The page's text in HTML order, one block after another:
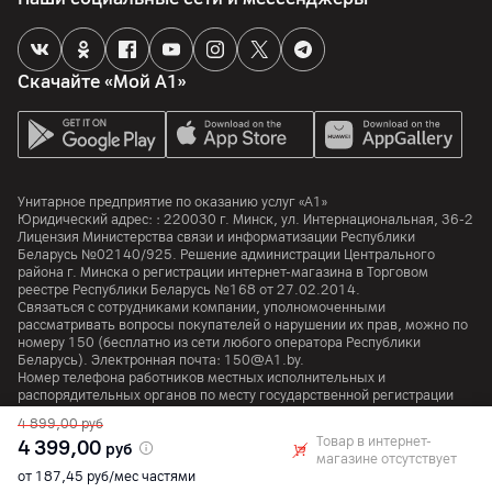
4 899,00 руб
4 399,00 руб
от 187,45 руб/мес частями
Товар в интернет-
магазине отсутствует
Процессор
Samsung Exynos 2500
10
Частота процессора
Аккумулятор
Тип аккумулятора
Li-ion
Емкость аккумулятора
4300мАч
Поддержка технологии беспроводной зарядки
да
Скачайте «Мой А1»
Унитарное предприятие по оказанию услуг «А1»
Юридический адрес: : 220030 г. Минск, ул. Интернациональная, 36-2
Лицензия Министерства связи и информатизации Республики
Беларусь №02140/925. Решение администрации Центрального
района г. Минска о регистрации интернет-магазина в Торговом
реестре Республики Беларусь №168 от 27.02.2014.
Связаться с сотрудниками компании, уполномоченными
рассматривать вопросы покупателей о нарушении их прав, можно по
номеру 150 (бесплатно из сети любого оператора Республики
Беларусь). Электронная почта: 150@A1.by.
Номер телефона работников местных исполнительных и
распорядительных органов по месту государственной регистрации
рассматривать обращения покупателей: